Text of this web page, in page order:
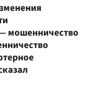
мошенничество